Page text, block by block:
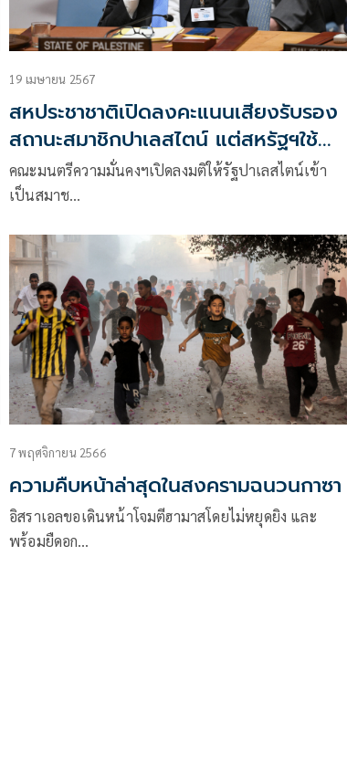
19 เมษายน 2567
สหประชาชาติเปิดลงคะแนนเสียงรับรอง
สถานะสมาชิกปาเลสไตน์ แต่สหรัฐฯใช้
สิทธิ์วีโต้
คณะมนตรีความมั่นคงฯเปิดลงมติให้รัฐปาเลสไตน์เข้า
เป็นสมาช…
7 พฤศจิกายน 2566
ความคืบหน้าล่าสุดในสงครามฉนวนกาซา
อิสราเอลขอเดินหน้าโจมตีฮามาสโดยไม่หยุดยิง และ
พร้อมยืดอก…